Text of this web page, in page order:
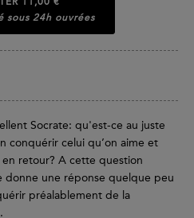
sous 24h ouvrées
Socrate: qu'est-ce au juste
conquérir celui qu’on aime et
retour? A cette question
donne une réponse quelque peu
préalablement de la